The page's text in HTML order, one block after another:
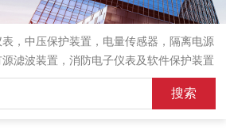
表，中压保护装置，电量传感器，隔离电源
滤波装置，消防电子仪表及软件保护装置